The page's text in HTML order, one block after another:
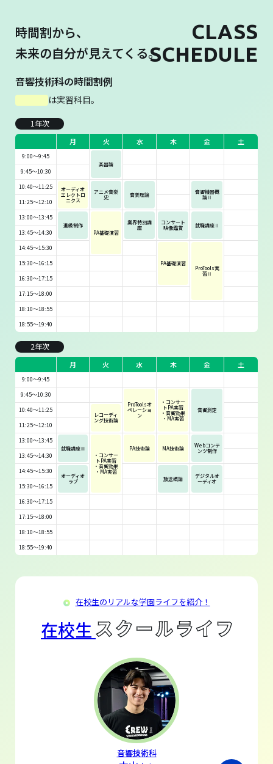
時間割から、
未来の自分が見えてくる。
CLASS
SCHEDULE
音響技術科の時間割例
は実習科目。
1年次
月 火 水 木 金 土
9:00～9:45
楽器論
9:45～10:30
10:40～11:25
オーディオ
エレクトロ
ニクス
アニメ音楽
史
音楽理論
音響機器概
論Ⅱ
11:25～12:10
13:00～13:45
進級制作
PA基礎演習
業界特別講
座
コンサート
映像鑑賞
就職講座Ⅱ
13:45～14:30
14:45～15:30
PA基礎演習
ProTools実
習Ⅱ
15:30～16:15
16:30～17:15
17:15～18:00
18:10～18:55
18:55～19:40
2年次
月 火 水 木 金 土
9:00～9:45
9:45～10:30
ProToolsオ
ペレーショ
ン
・コンサー
トPA実習
・音響効果
・MA実習
音響測定
10:40～11:25
レコーディ
ング技術論
11:25～12:10
13:00～13:45
就職講座Ⅲ
・コンサー
トPA実習
・音響効果
・MA実習
PA技術論 MA技術論
Webコンテ
ンツ制作
13:45～14:30
14:45～15:30
オーディオ
ラブ
放送概論
デジタルオ
ーディオ
15:30～16:15
16:30～17:15
17:15～18:00
18:10～18:55
18:55～19:40
在校生のリアルな学園ライフを紹介！
在校生
音響技術科